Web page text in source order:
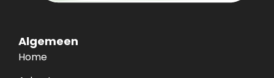
Algemeen
Home